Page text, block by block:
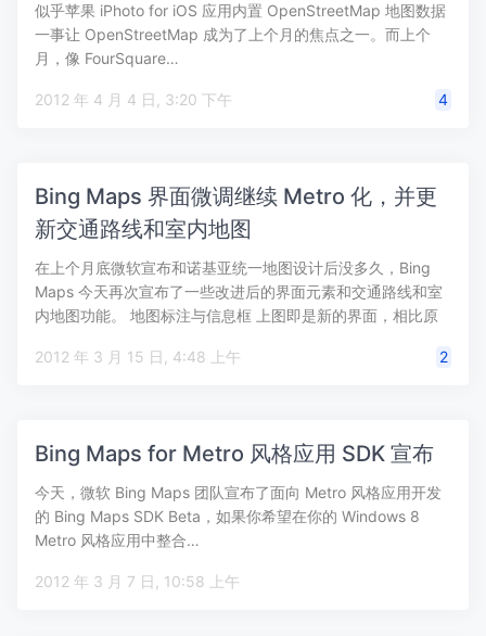
似乎苹果 iPhoto for iOS 应用内置 OpenStreetMap 地图数据
一事让 OpenStreetMap 成为了上个月的焦点之一。而上个
月，像 FourSquare…
2012 年 4 月 4 日, 3:20 下午 4
Bing Maps 界面微调继续 Metro 化，并更
新交通路线和室内地图
在上个月底微软宣布和诺基亚统一地图设计后没多久，Bing
Maps 今天再次宣布了一些改进后的界面元素和交通路线和室
内地图功能。 地图标注与信息框 上图即是新的界面，相比原
2012 年 3 月 15 日, 4:48 上午
2
Bing Maps for Metro 风格应用 SDK 宣布
今天，微软 Bing Maps 团队宣布了面向 Metro 风格应用开发
的 Bing Maps SDK Beta，如果你希望在你的 Windows 8
Metro 风格应用中整合…
2012 年 3 月 7 日, 10:58 上午